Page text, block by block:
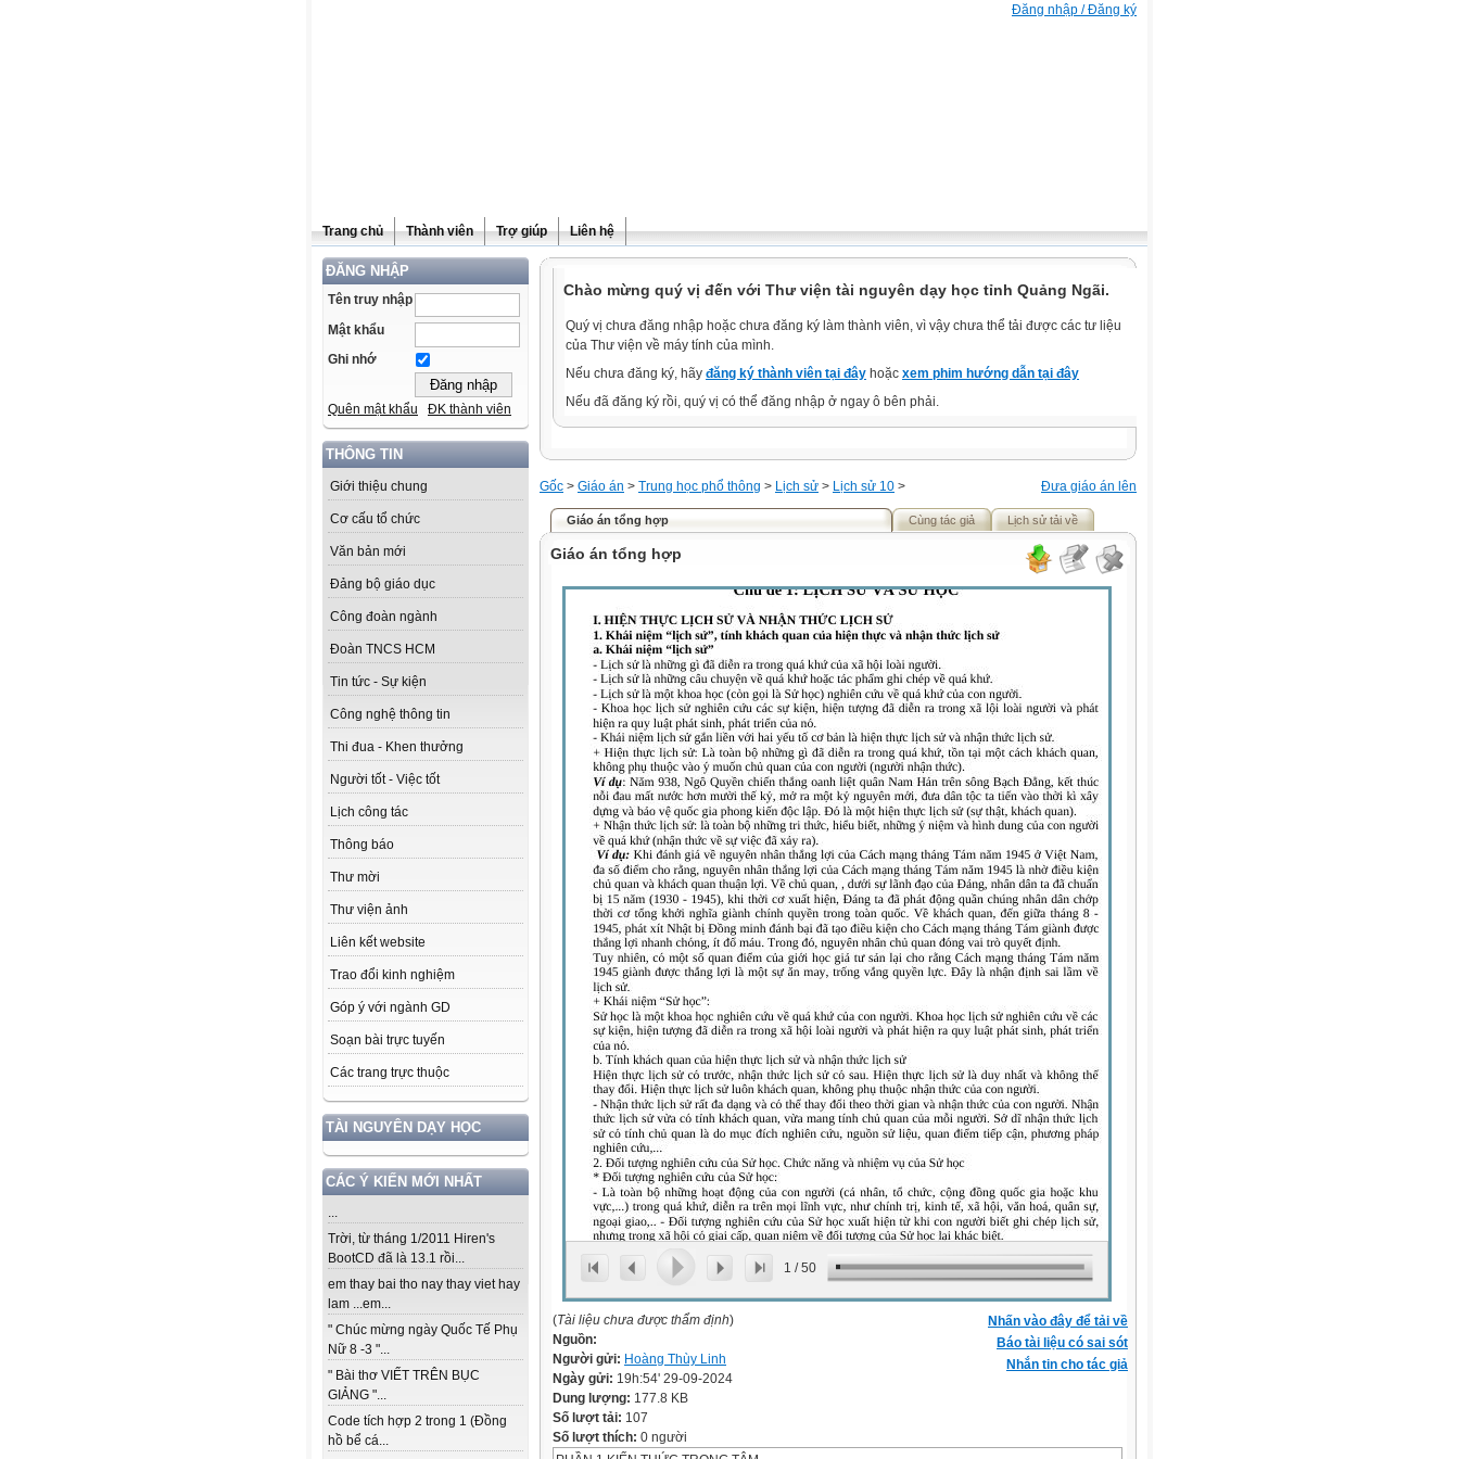
Đăng nhập / Đăng ký
Trang chủ Thành viên Trợ giúp Liên hệ
ĐĂNG NHẬP
Tên truy nhập
Mật khẩu
Ghi nhớ
Quên mật khẩu ĐK thành viên
THÔNG TIN
Giới thiệu chung
Cơ cấu tổ chức
Văn bản mới
Đảng bộ giáo dục
Công đoàn ngành
Đoàn TNCS HCM
Tin tức - Sự kiện
Công nghệ thông tin
Thi đua - Khen thưởng
Người tốt - Việc tốt
Lịch công tác
Thông báo
Thư mời
Thư viện ảnh
Liên kết website
Trao đổi kinh nghiệm
Góp ý với ngành GD
Soạn bài trực tuyến
Các trang trực thuộc
TÀI NGUYÊN DẠY HỌC
CÁC Ý KIẾN MỚI NHẤT
...
Trời, từ tháng 1/2011 Hiren's
BootCD đã là 13.1 rồi...
em thay bai tho nay thay viet hay
lam ...em...
" Chúc mừng ngày Quốc Tế Phụ
Nữ 8 -3 "...
" Bài thơ VIẾT TRÊN BỤC
GIẢNG "...
Code tích hợp 2 trong 1 (Đồng
hồ bể cá...
Chào mừng quý vị đến với Thư viện tài nguyên dạy học tỉnh Quảng Ngãi.
Quý vị chưa đăng nhập hoặc chưa đăng ký làm thành viên, vì vậy chưa thể tải được các tư liệu
của Thư viện về máy tính của mình.
Nếu chưa đăng ký, hãy đăng ký thành viên tại đây hoặc xem phim hướng dẫn tại đây
Nếu đã đăng ký rồi, quý vị có thể đăng nhập ở ngay ô bên phải.
Đưa giáo án lên
Gốc > Giáo án > Trung học phổ thông > Lịch sử > Lịch sử 10 >
Giáo án tổng hợp Cùng tác giả Lịch sử tải về
Giáo án tổng hợp
1 /50
Nhấn vào đây để tải về
Báo tài liệu có sai sót
Nhắn tin cho tác giả
(Tài liệu chưa được thẩm định)
Nguồn:
Người gửi: Hoàng Thùy Linh
Ngày gửi: 19h:54' 29-09-2024
Dung lượng: 177.8 KB
Số lượt tải: 107
Số lượt thích: 0 người